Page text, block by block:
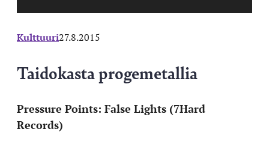
Kulttuuri27.8.2015
Taidokasta progemetallia
Pressure Points: False Lights (7Hard
Records)